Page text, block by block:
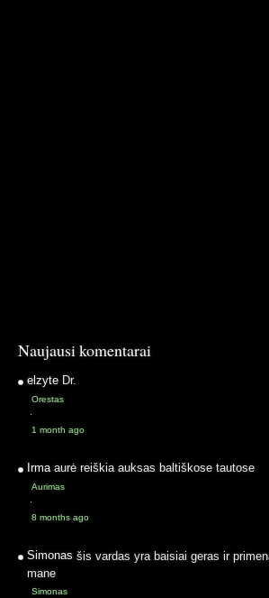
Naujausi komentarai
elzyte Dr.
Orestas
·
1 month ago
Irma aurė reiškia auksas baltiškose tautose
Aurimas
·
8 months ago
Simonas šis vardas yra baisiai geras ir
mane
Simonas